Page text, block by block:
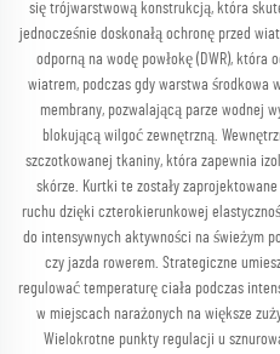
się trójwarstwową konstrukcją, która
jednocześnie doskonałą ochronę przed
odporną na wodę powłokę (DWR),
wiatrem, podczas gdy warstwa środkowa
membrany, pozwalającą parze wodnej
blokującą wilgoć zewnętrzną.
szczotkowanej tkaniny, która zapewnia
skórze. Kurtki te zostały
ruchu dzięki czterokierunkowej
do intensywnych aktywności na świeżym
czy jazda rowerem. Strategiczne
regulować temperaturę ciała podczas
w miejscach narażonych na większe
Wielokrotne punkty regulacji u